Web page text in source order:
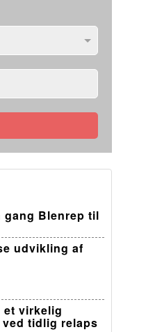
gang Blenrep til
udvikling af
et virkelig
tidlig relaps